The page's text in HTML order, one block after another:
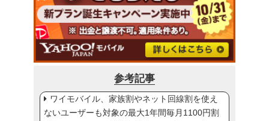
参考記事
ワイモバイル、家族割やネット回線割を使え
ないユーザーも対象の最大1年間毎月1100円割